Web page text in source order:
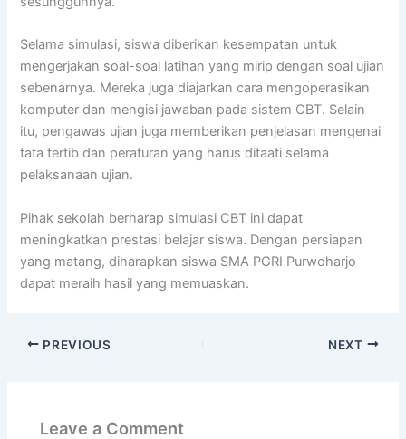
Selama simulasi, siswa diberikan kesempatan untuk
mengerjakan soal-soal latihan yang mirip dengan soal ujian
sebenarnya. Mereka juga diajarkan cara mengoperasikan
komputer dan mengisi jawaban pada sistem CBT. Selain
itu, pengawas ujian juga memberikan penjelasan mengenai
tata tertib dan peraturan yang harus ditaati selama
pelaksanaan ujian.
Pihak sekolah berharap simulasi CBT ini dapat
meningkatkan prestasi belajar siswa. Dengan persiapan
yang matang, diharapkan siswa SMA PGRI Purwoharjo
dapat meraih hasil yang memuaskan.
PREVIOUS NEXT
Leave a Comment